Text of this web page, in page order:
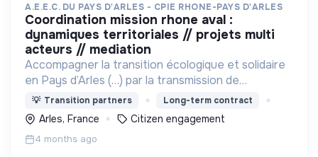
A.E.E.C. DU PAYS D'ARLES - CPIE RHONE-PAYS D'ARLES
coordination mission rhone aval :
dynamiques territoriales // projets multi
acteurs // mediation
Accompagner la transition écologique et solidaire
en Pays d’Arles (…) par la transmission de
connaissances, le dialogue territorial et la
facilitation de l’action commune.
💡 Transition partners Long-term contract
Arles, France Citizen engagement
4 months ago